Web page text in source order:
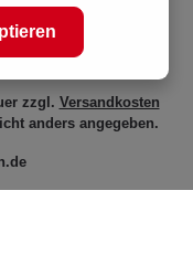
zzgl. Versandkosten
anders angegeben.